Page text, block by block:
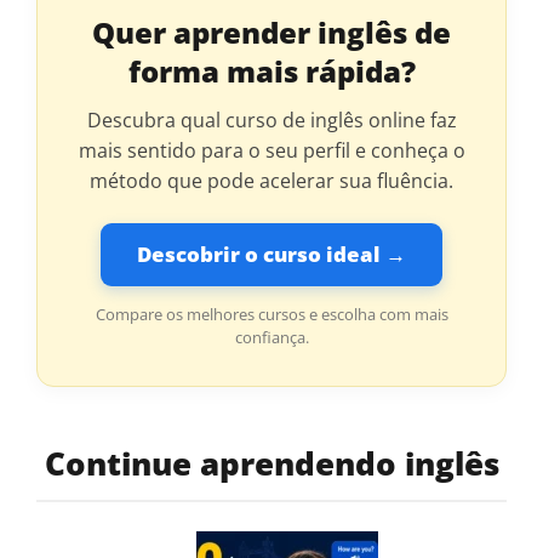
Quer aprender inglês de
forma mais rápida?
Descubra qual curso de inglês online faz
mais sentido para o seu perfil e conheça o
método que pode acelerar sua fluência.
Descobrir o curso ideal →
Compare os melhores cursos e escolha com mais
confiança.
Continue aprendendo inglês